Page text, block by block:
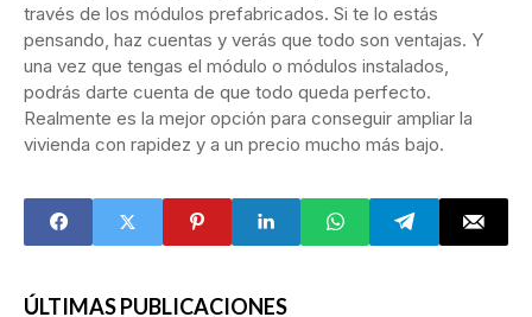
través de los módulos prefabricados. Si te lo estás
pensando, haz cuentas y verás que todo son ventajas. Y
una vez que tengas el módulo o módulos instalados,
podrás darte cuenta de que todo queda perfecto.
Realmente es la mejor opción para conseguir ampliar la
vivienda con rapidez y a un precio mucho más bajo.
ÚLTIMAS PUBLICACIONES